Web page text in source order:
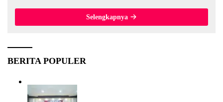
Selengkapnya
BERITA POPULER